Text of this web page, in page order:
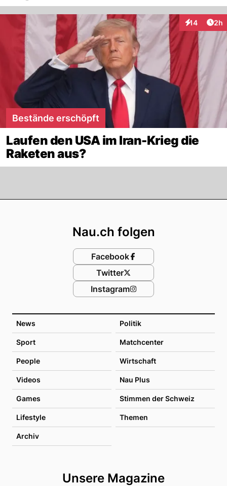
14
Interaktionen
2h
Bestände erschöpft
Laufen den USA im Iran-Krieg die
Raketen aus?
News Politik
Sport Matchcenter
People Wirtschaft
Videos Nau Plus
Games Stimmen der Schweiz
Lifestyle Themen
Archiv
Unsere Magazine
Nau.ch folgen
Facebook
Twitter
Instagram